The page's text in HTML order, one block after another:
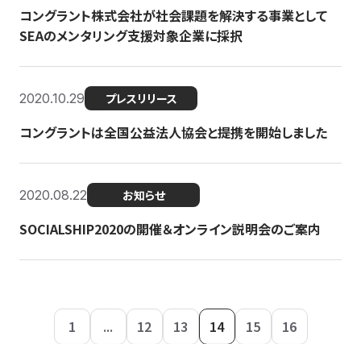
コングラント株式会社が社会課題を解決する事業として
SEAのメンタリング支援対象企業に採択
2020.10.29 プレスリリース
コングラントは全国公益法人協会と提携を開始しました
2020.08.22 お知らせ
SOCIALSHIP2020の開催＆オンライン説明会のご案内
1 ... 12 13 14 15 16